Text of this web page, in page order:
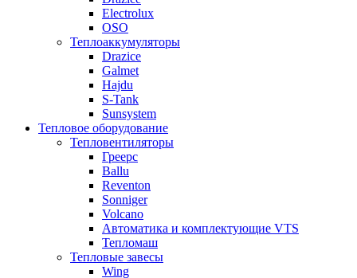
Electrolux
OSO
Теплоаккумуляторы
Drazice
Galmet
Hajdu
S-Tank
Sunsystem
Тепловое оборудование
Тепловентиляторы
Греерс
Ballu
Reventon
Sonniger
Volcano
Автоматика и комплектующие VTS
Тепломаш
Тепловые завесы
Wing